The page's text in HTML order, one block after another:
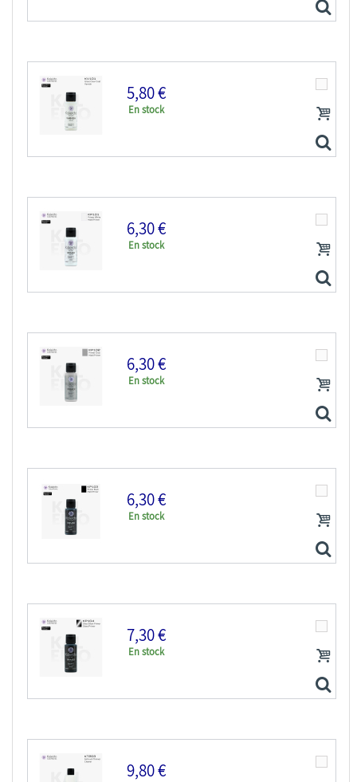
Kaleido Colorworks KV103 Vernis acrylique mat 60ml
5,80 €
En stock
Kaleido Colorworks KV101 Vernis acrylique brillant 60ml
6,30 €
En stock
Kaleido Colorworks KP101 Apprêt acrylique blanc mat...
6,30 €
En stock
Kaleido Colorworks KP102 Apprêt acrylique gris mat 60ml
6,30 €
En stock
Kaleido Colorworks KP103 Apprêt acrylique noir mat 60ml
7,30 €
En stock
9,80 €